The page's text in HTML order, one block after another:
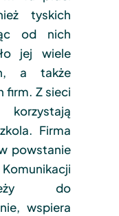
tyskich
od nich
jej wiele
a także
firm. Z sieci
Firma
powstanie
do
wspiera